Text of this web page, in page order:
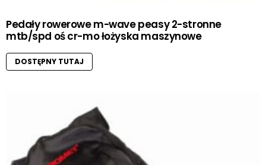
Pedały rowerowe m-wave peasy 2-stronne
mtb/spd oś cr-mo łożyska maszynowe
DOSTĘPNY TUTAJ